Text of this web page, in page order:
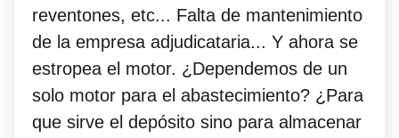
reventones, etc... Falta de mantenimiento
de la empresa adjudicataria... Y ahora se
estropea el motor. ¿Dependemos de un
solo motor para el abastecimiento? ¿Para
que sirve el depósito sino para almacenar